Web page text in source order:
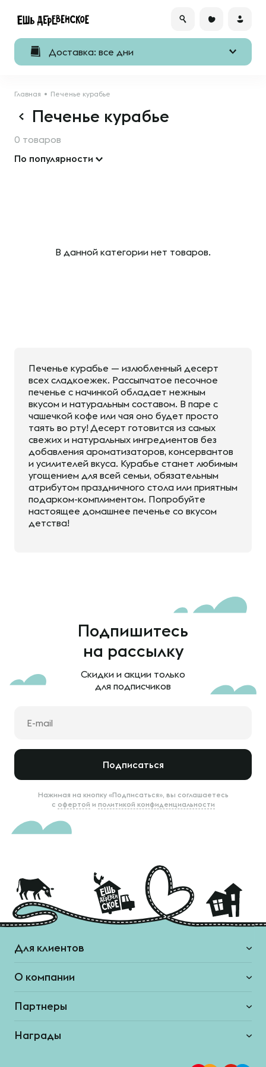
Доставка: все дни
Главная Печенье курабье
Печенье курабье
0 товаров
По популярности
В данной категории нет товаров.
Печенье курабье — излюбленный десерт
всех сладкоежек. Рассыпчатое песочное
печенье с начинкой обладает нежным
вкусом и натуральным составом. В паре с
чашечкой кофе или чая оно будет просто
таять во рту! Десерт готовится из самых
свежих и натуральных ингредиентов без
добавления ароматизаторов, консервантов
и усилителей вкуса. Курабье станет любимым
угощением для всей семьи, обязательным
атрибутом праздничного стола или приятным
подарком-комплиментом. Попробуйте
настоящее домашнее печенье со вкусом
детства!
Подпишитесь
на рассылку
Скидки и акции только
для подписчиков
Подписаться
Нажимая на кнопку «Подписаться», вы соглашаетесь
с офертой и политикой конфиденциальности
Для клиентов
О компании
Партнеры
Награды